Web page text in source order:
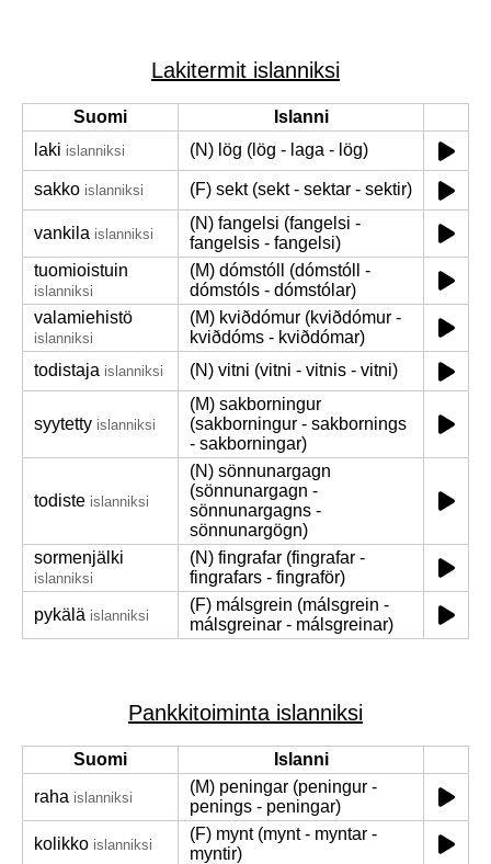
Lakitermit islanniksi
Suomi
Islanni
laki islanniksi (N) lög (lög - laga - lög)
sakko islanniksi (F) sekt (sekt - sektar - sektir)
vankila islanniksi
(N) fangelsi (fangelsi -
fangelsis - fangelsi)
tuomioistuin
islanniksi
(M) dómstóll (dómstóll -
dómstóls - dómstólar)
valamiehistö
islanniksi
(M) kviðdómur (kviðdómur -
kviðdóms - kviðdómar)
todistaja islanniksi (N) vitni (vitni - vitnis - vitni)
syytetty islanniksi
(M) sakborningur
(sakborningur - sakbornings
- sakborningar)
todiste islanniksi
(N) sönnunargagn
(sönnunargagn -
sönnunargagns -
sönnunargögn)
sormenjälki
islanniksi
(N) fingrafar (fingrafar -
fingrafars - fingraför)
pykälä islanniksi
(F) málsgrein (málsgrein -
málsgreinar - málsgreinar)
Pankkitoiminta islanniksi
Suomi
Islanni
raha islanniksi
(M) peningar (peningur -
penings - peningar)
kolikko islanniksi
(F) mynt (mynt - myntar -
myntir)